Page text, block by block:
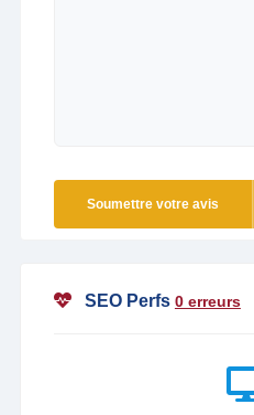
Soumettre votre avis
SEO Perfs 0 erreurs